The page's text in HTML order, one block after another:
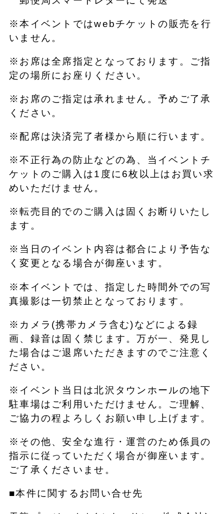
※本イベントではwebチケットの販売を行
いません。
※お席は全席指定となっております。ご指
定の場所にお座りください。
※お席のご指定は承れません。予めご了承
ください。
※配席は決済完了者様から順に行います。
※不正行為の防止などの為、当イベントチ
ケットのご購入は1度に6枚以上はお買い求
めいただけません。
※転売目的でのご購入は固くお断りいたし
ます。
※当日のイベント内容は都合により予告な
く変更となる場合が御座います。
※本イベントでは、指定した時間外での写
真撮影は一切禁止となっております。
※カメラ(携帯カメラ含む)などによる録
画、録音は固く禁じます。万が一、発見し
た場合はご退席いただきますのでご注意く
ださい。
※イベント当日は北沢タウンホールの地下
駐車場はご利用いただけません。ご理解、
ご協力の程よろしくお願い申し上げます。
※その他、安全な進行・運営のため係員の
指示に従っていただく場合が御座います。
ご了承くださいませ。
■本件に関するお問い合せ先